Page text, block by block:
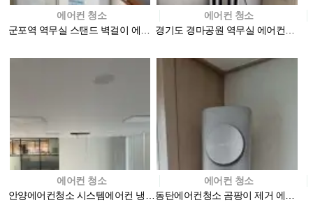
에어컨 청소
에어컨 청소
에어컨 청소
에어컨 청소